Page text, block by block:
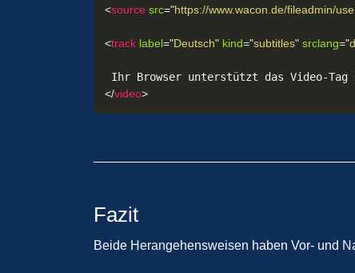
<source src="https://www.wacon.de/fileadmin/
<track label="Deutsch" kind="subtitles" srclang="
</video>
Fazit
Beide Herangehensweisen haben Vor- und